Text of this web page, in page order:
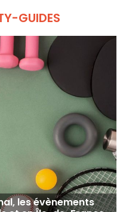
GUIDES
les évènements